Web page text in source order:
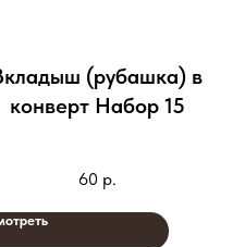
(рубашка) в
конверт Набор 15
60 р.